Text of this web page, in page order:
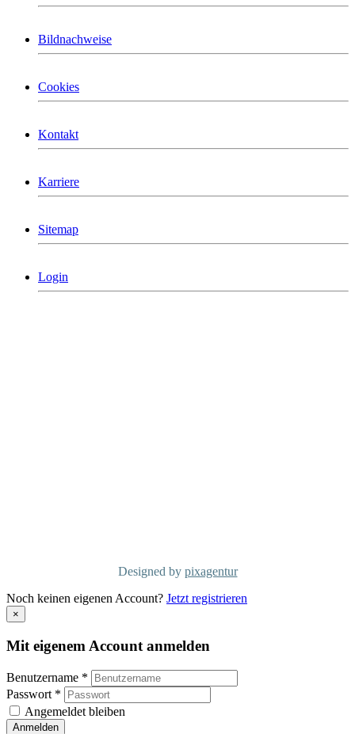
Bildnachweise
Cookies
Kontakt
Karriere
Sitemap
Login
Designed by pixagentur
Noch keinen eigenen Account? Jetzt registrieren
×
Mit eigenem Account anmelden
Benutzername *
Passwort *
Angemeldet bleiben
Anmelden